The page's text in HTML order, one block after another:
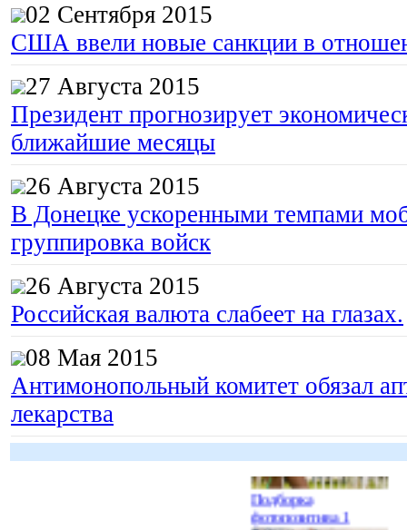
02 Сентября 2015
США ввели новые санкции в
27 Августа 2015
Президент прогнозирует
ближайшие месяцы
26 Августа 2015
В Донецке ускоренными темпами
группировка войск
26 Августа 2015
Российская валюта слабеет на глазах.
08 Мая 2015
Антимонопольный комитет обязал
лекарства
Подборка
фотопозитива 1